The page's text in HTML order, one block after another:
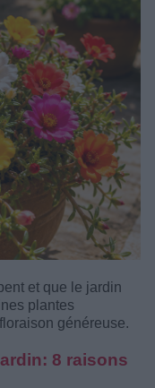
et que le jardin
plantes
généreuse.
8 raisons